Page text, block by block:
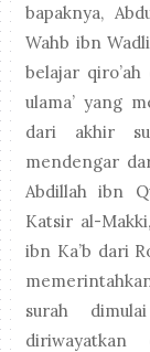
bapaknya,
Wahb ibn
belajar
ulama’ yang
dari akhir
mendengar
Abdillah ibn
Katsir al-
ibn Ka’b dari
surah